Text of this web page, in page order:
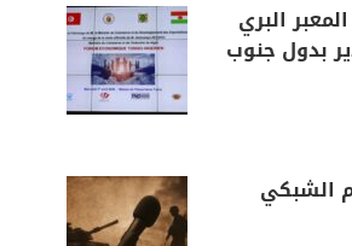
البري
بدول جنوب
الشبكي